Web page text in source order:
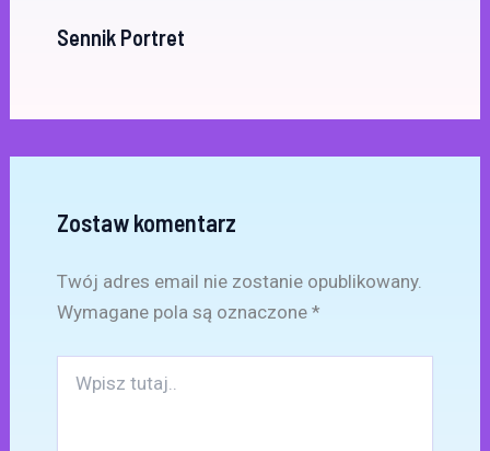
Sennik Portret
Zostaw komentarz
Twój adres email nie zostanie opublikowany.
Wymagane pola są oznaczone *
tutaj..